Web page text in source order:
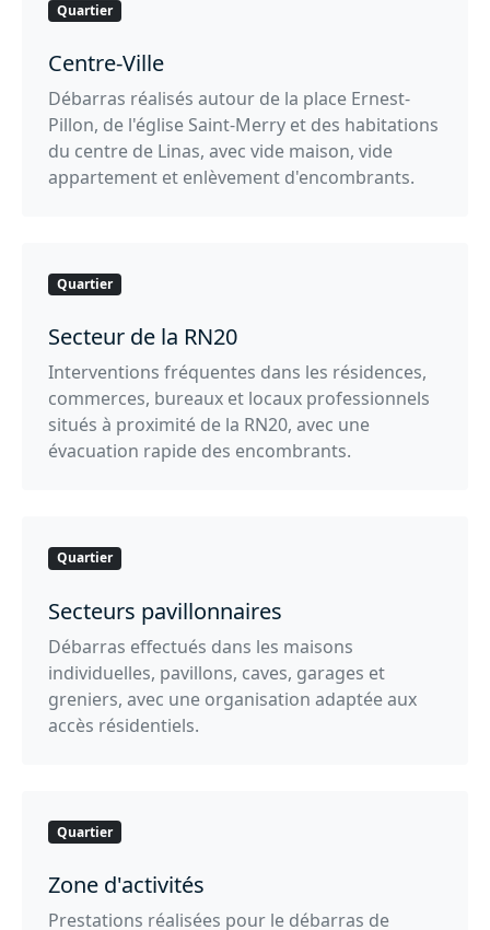
Quartier
Centre-Ville
Débarras réalisés autour de la place Ernest-
Pillon, de l'église Saint-Merry et des habitations
du centre de Linas, avec vide maison, vide
appartement et enlèvement d'encombrants.
Quartier
Secteur de la RN20
Interventions fréquentes dans les résidences,
commerces, bureaux et locaux professionnels
situés à proximité de la RN20, avec une
évacuation rapide des encombrants.
Quartier
Secteurs pavillonnaires
Débarras effectués dans les maisons
individuelles, pavillons, caves, garages et
greniers, avec une organisation adaptée aux
accès résidentiels.
Quartier
Zone d'activités
Prestations réalisées pour le débarras de